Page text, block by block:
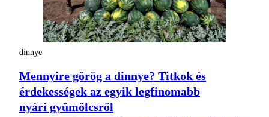
dinnye
Mennyire görög a dinnye? Titkok és
érdekességek az egyik legfinomabb
nyári gyümölcsről